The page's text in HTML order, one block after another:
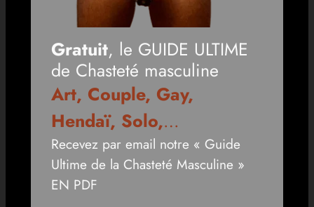
Gratuit, le GUIDE ULTIME
de Chasteté masculine
Art, Couple, Gay,
Hendaï, Solo,…
Recevez par email notre « Guide
Ultime de la Chasteté Masculine »
EN PDF